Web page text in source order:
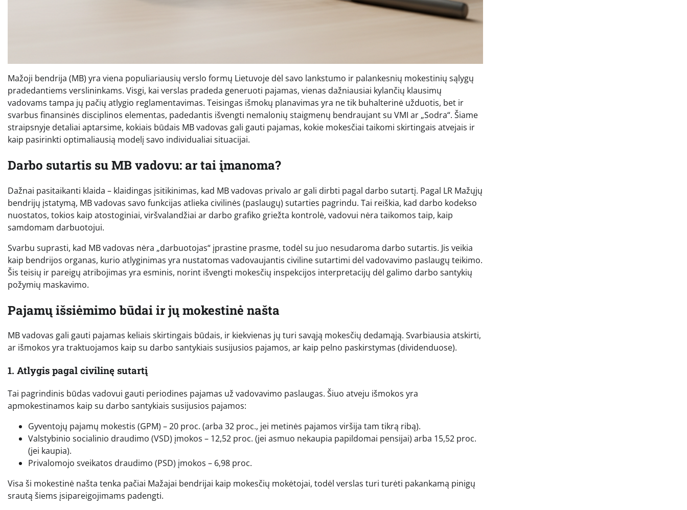
Mažoji bendrija (MB) yra viena populiariausių verslo formų Lietuvoje dėl savo lankstumo ir palankesnių mokestinių sąlygų
pradedantiems verslininkams. Visgi, kai verslas pradeda generuoti pajamas, vienas dažniausiai kylančių klausimų
vadovams tampa jų pačių atlygio reglamentavimas. Teisingas išmokų planavimas yra ne tik buhalterinė užduotis, bet ir
svarbus finansinės disciplinos elementas, padedantis išvengti nemalonių staigmenų bendraujant su VMI ar „Sodra“. Šiame
straipsnyje detaliai aptarsime, kokiais būdais MB vadovas gali gauti pajamas, kokie mokesčiai taikomi skirtingais atvejais ir
kaip pasirinkti optimaliausią modelį savo individualiai situacijai.
Darbo sutartis su MB vadovu: ar tai įmanoma?
Dažnai pasitaikanti klaida – klaidingas įsitikinimas, kad MB vadovas privalo ar gali dirbti pagal darbo sutartį. Pagal LR Mažųjų
bendrijų įstatymą, MB vadovas savo funkcijas atlieka civilinės (paslaugų) sutarties pagrindu. Tai reiškia, kad darbo kodekso
nuostatos, tokios kaip atostoginiai, viršvalandžiai ar darbo grafiko griežta kontrolė, vadovui nėra taikomos taip, kaip
samdomam darbuotojui.
Svarbu suprasti, kad MB vadovas nėra „darbuotojas“ įprastine prasme, todėl su juo nesudaroma darbo sutartis. Jis veikia
kaip bendrijos organas, kurio atlyginimas yra nustatomas vadovaujantis civiline sutartimi dėl vadovavimo paslaugų teikimo.
Šis teisių ir pareigų atribojimas yra esminis, norint išvengti mokesčių inspekcijos interpretacijų dėl galimo darbo santykių
požymių maskavimo.
Pajamų išsiėmimo būdai ir jų mokestinė našta
MB vadovas gali gauti pajamas keliais skirtingais būdais, ir kiekvienas jų turi savąją mokesčių dedamąją. Svarbiausia atskirti,
ar išmokos yra traktuojamos kaip su darbo santykiais susijusios pajamos, ar kaip pelno paskirstymas (dividenduose).
1. Atlygis pagal civilinę sutartį
Tai pagrindinis būdas vadovui gauti periodines pajamas už vadovavimo paslaugas. Šiuo atveju išmokos yra
apmokestinamos kaip su darbo santykiais susijusios pajamos:
Gyventojų pajamų mokestis (GPM) – 20 proc. (arba 32 proc., jei metinės pajamos viršija tam tikrą ribą).
Valstybinio socialinio draudimo (VSD) įmokos – 12,52 proc. (jei asmuo nekaupia papildomai pensijai) arba 15,52 proc.
(jei kaupia).
Privalomojo sveikatos draudimo (PSD) įmokos – 6,98 proc.
Visa ši mokestinė našta tenka pačiai Mažajai bendrijai kaip mokesčių mokėtojai, todėl verslas turi turėti pakankamą pinigų
srautą šiems įsipareigojimams padengti.